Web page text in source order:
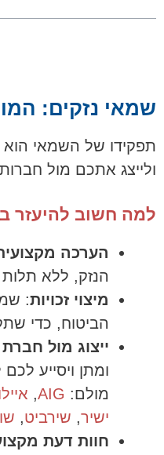
שמאי נזקים:
תפקידו של השמאי
ולייצג אתכם מול
למה חשוב להיעזר
הערכה
הנזק, ללא
מיצוי זכויות:
הביטוח, כדי
ייצוג מול
ומתן ויסייע
מולם: AIG
,
ישיר, שירביט,
חוות דעת